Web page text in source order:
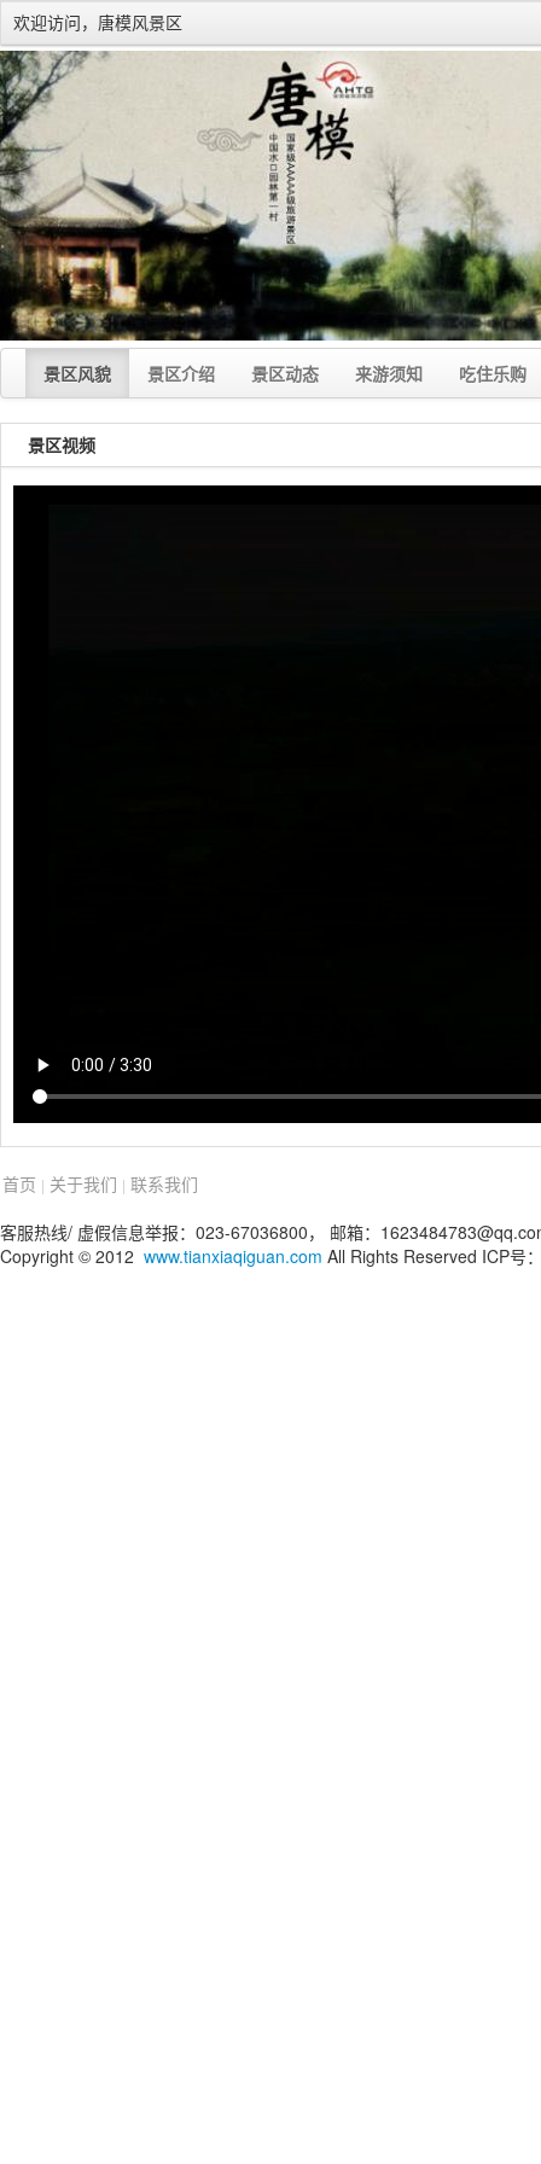
欢迎访问，唐模风景区
景区风貌 景区介绍 景区动态 来游须知 吃住乐购
景区视频
首页 | 关于我们 | 联系我们
客服热线/ 虚假信息举报：023-67036800， 邮箱：
Copyright © 2012 www.tianxiaqiguan.com All Rights Reserved ICP号